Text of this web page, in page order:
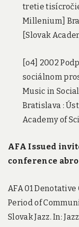
tretie
Millenium]
[Slovak
[o4] 2002
sociálnom
Music in
Bratislava :
Academy of
AFA Issued
conference
AFA 01
Period of
Slovak Jazz. In: